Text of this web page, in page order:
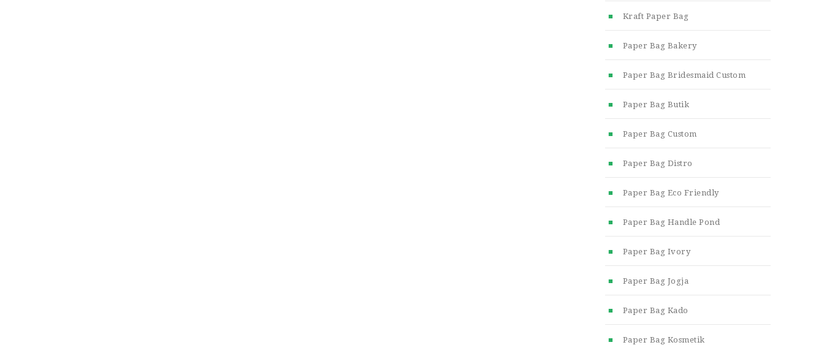
Kraft Paper Bag
Paper Bag Bakery
Paper Bag Bridesmaid Custom
Paper Bag Butik
Paper Bag Custom
Paper Bag Distro
Paper Bag Eco Friendly
Paper Bag Handle Pond
Paper Bag Ivory
Paper Bag Jogja
Paper Bag Kado
Paper Bag Kosmetik